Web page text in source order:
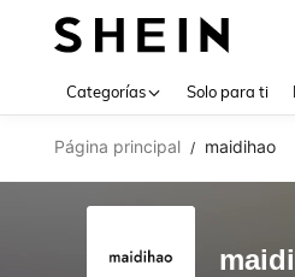
Categorías Solo para ti
Página principal / maidihao